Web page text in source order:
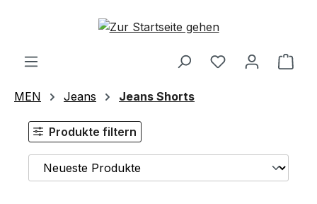
Zum Hauptinhalt springen
MEN Jeans Jeans Shorts
Produkte filtern